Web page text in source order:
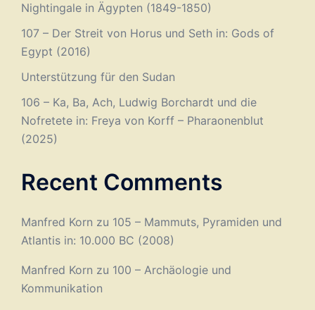
Nightingale in Ägypten (1849-1850)
107 – Der Streit von Horus und Seth in: Gods of
Egypt (2016)
Unterstützung für den Sudan
106 – Ka, Ba, Ach, Ludwig Borchardt und die
Nofretete in: Freya von Korff – Pharaonenblut
(2025)
Recent Comments
Manfred Korn zu 105 – Mammuts, Pyramiden und
Atlantis in: 10.000 BC (2008)
Manfred Korn zu 100 – Archäologie und
Kommunikation